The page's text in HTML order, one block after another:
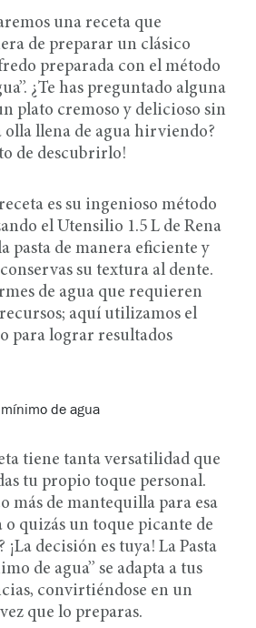
una receta que
de preparar un clásico
preparada con el método
¿Te has preguntado alguna
plato cremoso y delicioso sin
olla llena de agua hirviendo?
de descubrirlo!
es su ingenioso método
el Utensilio 1.5 L de Rena
pasta de manera eficiente y
su textura al dente.
de agua que requieren
aquí utilizamos el
para lograr resultados
tiene tanta versatilidad que
tu propio toque personal.
más de mantequilla para esa
o quizás un toque picante de
decisión es tuya! La Pasta
de agua” se adapta a tus
convirtiéndose en un
que lo preparas.